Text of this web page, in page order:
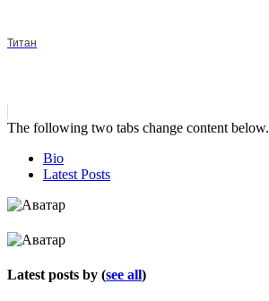
Титан
The following two tabs change content below.
Bio
Latest Posts
Latest posts by (see all)